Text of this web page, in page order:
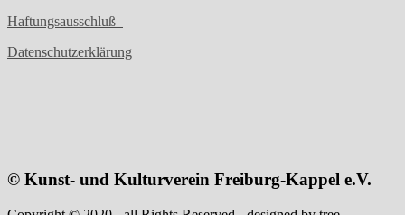
Haftungsausschluß
Datenschutzerklärung
© Kunst- und Kulturverein Freiburg-Kappel e.V.